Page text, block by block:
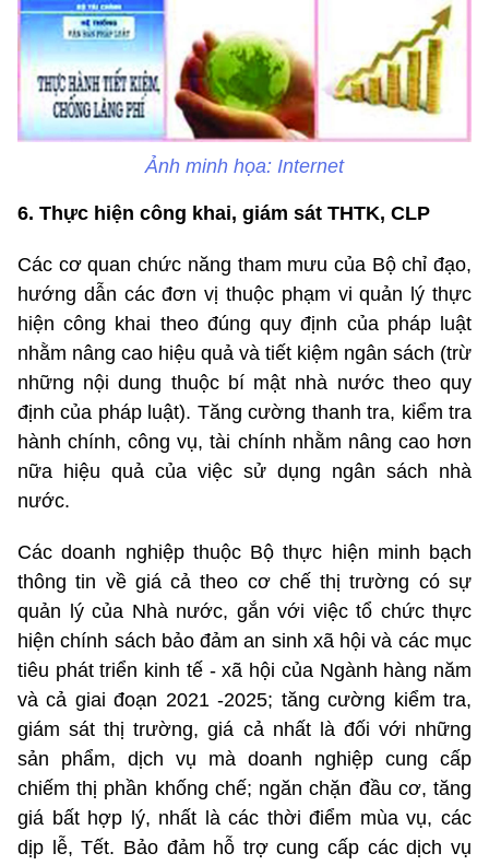
Ảnh minh họa: Internet
6. Thực hiện công khai, giám sát THTK, CLP
Các cơ quan chức năng tham mưu của Bộ chỉ đạo,
hướng dẫn các đơn vị thuộc phạm vi quản lý thực
hiện công khai theo đúng quy định của pháp luật
nhằm nâng cao hiệu quả và tiết kiệm ngân sách (trừ
những nội dung thuộc bí mật nhà nước theo quy
định của pháp luật). Tăng cường thanh tra, kiểm tra
hành chính, công vụ, tài chính nhằm nâng cao hơn
nữa hiệu quả của việc sử dụng ngân sách nhà
nước.
Các doanh nghiệp thuộc Bộ thực hiện minh bạch
thông tin về giá cả theo cơ chế thị trường có sự
quản lý của Nhà nước, gắn với việc tổ chức thực
hiện chính sách bảo đảm an sinh xã hội và các mục
tiêu phát triển kinh tế - xã hội của Ngành hàng năm
và cả giai đoạn 2021 -2025; tăng cường kiểm tra,
giám sát thị trường, giá cả nhất là đối với những
sản phẩm, dịch vụ mà doanh nghiệp cung cấp
chiếm thị phần khống chế; ngăn chặn đầu cơ, tăng
giá bất hợp lý, nhất là các thời điểm mùa vụ, các
dịp lễ, Tết. Bảo đảm hỗ trợ cung cấp các dịch vụ